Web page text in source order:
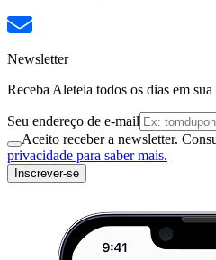
Newsletter
Receba Aleteia todos os dias em
Seu endereço de e-mail
Aceito receber a newsletter.
privacidade para saber mais.
Inscrever-se